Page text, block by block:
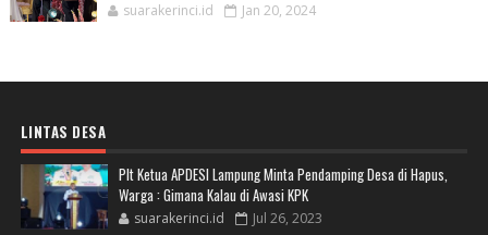
suarakerinci.id Jan 20, 2024
LINTAS DESA
Plt Ketua APDESI Lampung Minta Pendamping Desa di Hapus,
Warga : Gimana Kalau di Awasi KPK
suarakerinci.id Jul 26, 2023